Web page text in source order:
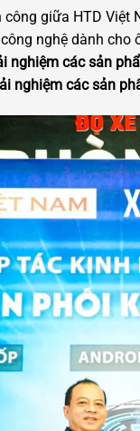
giữa HTD
nghệ dành
nghiệm các sản
nghiệm các sản